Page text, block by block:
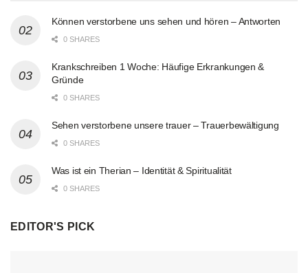
Können verstorbene uns sehen und hören – Antworten
0 SHARES
Krankschreiben 1 Woche: Häufige Erkrankungen &
Gründe
0 SHARES
Sehen verstorbene unsere trauer – Trauerbewältigung
0 SHARES
Was ist ein Therian – Identität & Spiritualität
0 SHARES
EDITOR'S PICK